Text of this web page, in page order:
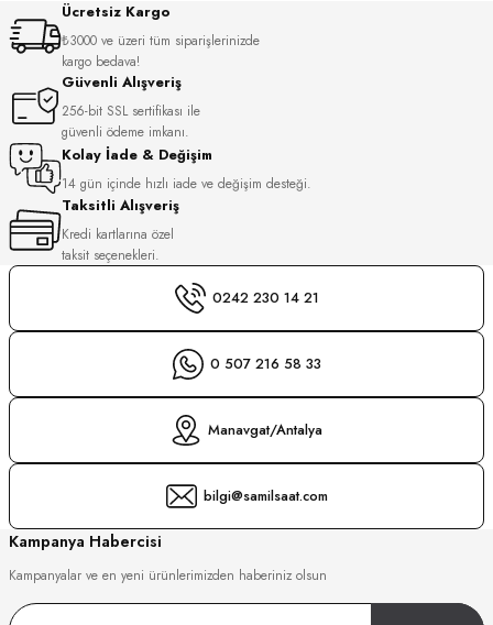
Ücretsiz Kargo
₺3000 ve üzeri tüm siparişlerinizde
kargo bedava!
Güvenli Alışveriş
256-bit SSL sertifikası ile
güvenli ödeme imkanı.
Kolay İade & Değişim
14 gün içinde hızlı iade ve değişim desteği.
Taksitli Alışveriş
Kredi kartlarına özel
taksit seçenekleri.
0242 230 14 21
0 507 216 58 33
Manavgat/Antalya
bilgi@samilsaat.com
Kampanya Habercisi
Kampanyalar ve en yeni ürünlerimizden haberiniz olsun